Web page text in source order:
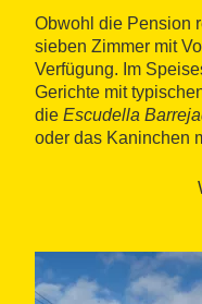
Obwohl die Pension
sieben Zimmer mit
Verfügung. Im
Gerichte mit
die Escudella
oder das Kaninchen